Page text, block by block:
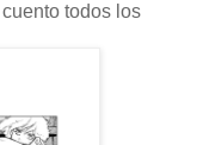
todos los